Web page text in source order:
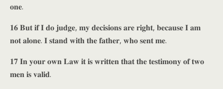
𝐨𝐧𝐞.
𝟏𝟔 𝐁𝐮𝐭 𝐢𝐟 𝐈 𝐝𝐨 𝐣𝐮𝐝𝐠𝐞, 𝐦𝐲 𝐝𝐞𝐜𝐢𝐬𝐢𝐨𝐧𝐬 𝐚𝐫𝐞 𝐫𝐢𝐠𝐡𝐭, 𝐛𝐞𝐜𝐚𝐮𝐬𝐞 𝐈 𝐚𝐦
𝐧𝐨𝐭 𝐚𝐥𝐨𝐧𝐞. 𝐈 𝐬𝐭𝐚𝐧𝐝 𝐰𝐢𝐭𝐡 𝐭𝐡𝐞 𝐟𝐚𝐭𝐡𝐞𝐫, 𝐰𝐡𝐨 𝐬𝐞𝐧𝐭 𝐦𝐞.
𝟏𝟕 𝐈𝐧 𝐲𝐨𝐮𝐫 𝐨𝐰𝐧 𝐋𝐚𝐰 𝐢𝐭 𝐢𝐬 𝐰𝐫𝐢𝐭𝐭𝐞𝐧 𝐭𝐡𝐚𝐭 𝐭𝐡𝐞 𝐭𝐞𝐬𝐭𝐢𝐦𝐨𝐧𝐲 𝐨𝐟 𝐭𝐰𝐨
𝐦𝐞𝐧 𝐢𝐬 𝐯𝐚𝐥𝐢𝐝.